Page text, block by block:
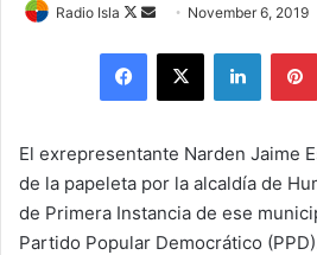
Radio Isla
Follow
Send
email
November 6, 2019
Facebook
X LinkedIn
El exrepresentante Narden Jaime
de la papeleta por la alcaldía de
de Primera Instancia de ese
Partido Popular Democrático